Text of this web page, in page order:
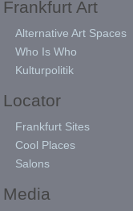
Frankfurt Art
Alternative Art Spaces
Who Is Who
Kulturpolitik
Locator
Frankfurt Sites
Cool Places
Salons
Media